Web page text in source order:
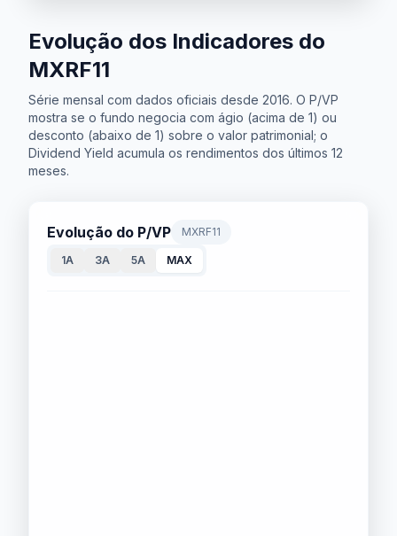
Evolução dos Indicadores do
MXRF11
Série mensal com dados oficiais desde 2016. O P/VP
mostra se o fundo negocia com ágio (acima de 1) ou
desconto (abaixo de 1) sobre o valor patrimonial; o
Dividend Yield acumula os rendimentos dos últimos 12
meses.
Evolução do P/VP MXRF11
1A 3A 5A MAX